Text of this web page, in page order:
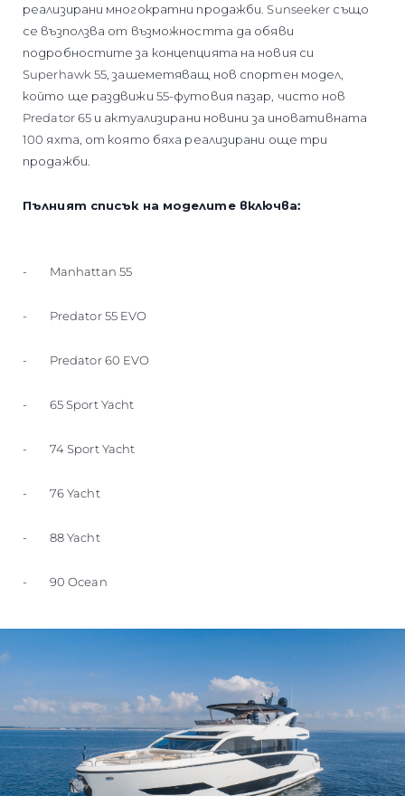
реализирани многократни продажби. Sunseeker също
се възползва от възможността да обяви
подробностите за концепцията на новия си
Superhawk 55, зашеметяващ нов спортен модел,
който ще раздвижи 55-футовия пазар, чисто нов
Predator 65 и актуализирани новини за иновативната
100 яхта, от която бяха реализирани още три
продажби.
Пълният списък на моделите включва:
- Manhattan 55
- Predator 55 EVO
- Predator 60 EVO
- 65 Sport Yacht
- 74 Sport Yacht
- 76 Yacht
- 88 Yacht
- 90 Ocean